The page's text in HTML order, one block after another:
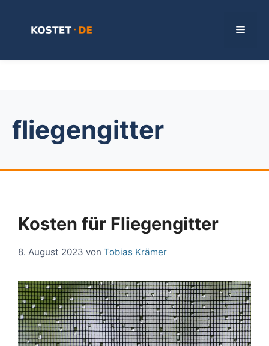
Menü
fliegengitter
Kosten für Fliegengitter
8. August 2023 von Tobias Krämer